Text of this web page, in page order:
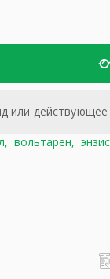
вольтарен,